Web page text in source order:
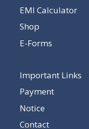
EMI Calculator
Shop
E-Forms
Important Links
Payment
Notice
Contact